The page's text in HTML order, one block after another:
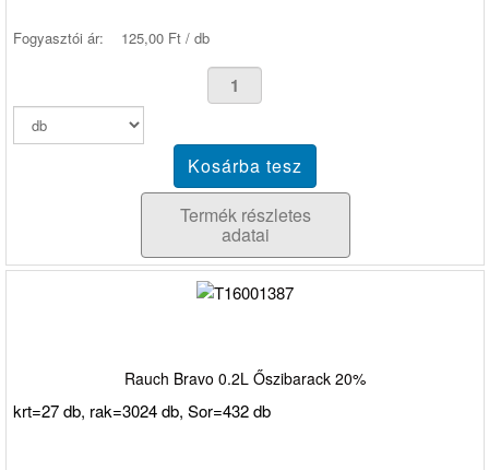
Fogyasztói ár: 125,00 Ft / db
Termék részletes
adatai
Rauch Bravo 0.2L Őszibarack 20%
krt=27 db, rak=3024 db, Sor=432 db